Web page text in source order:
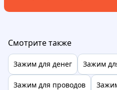
Смотрите также
Зажим для денег Зажим
Зажим для проводов